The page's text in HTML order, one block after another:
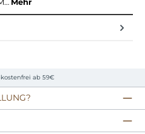
Mehr
ab 59€